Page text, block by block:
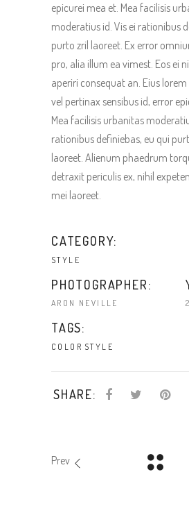
epicurei mea et. Mea facilisis
moderatius id. Vis ei rationibus
purto zril laoreet. Ex error
pro, alia illum ea vimest. Eos ei
aperiri consequat an. Eius
vel pertinax sensibus id, error
Mea facilisis urbanitas
rationibus definiebas, eu qui
laoreet. Alienum phaedrum
detraxit periculis ex, nihil
mei laoreet.
CATEGORY:
STYLE
PHOTOGRAPHER:
ARON NEVILLE
TAGS:
COLOR STYLE
SHARE:
Prev